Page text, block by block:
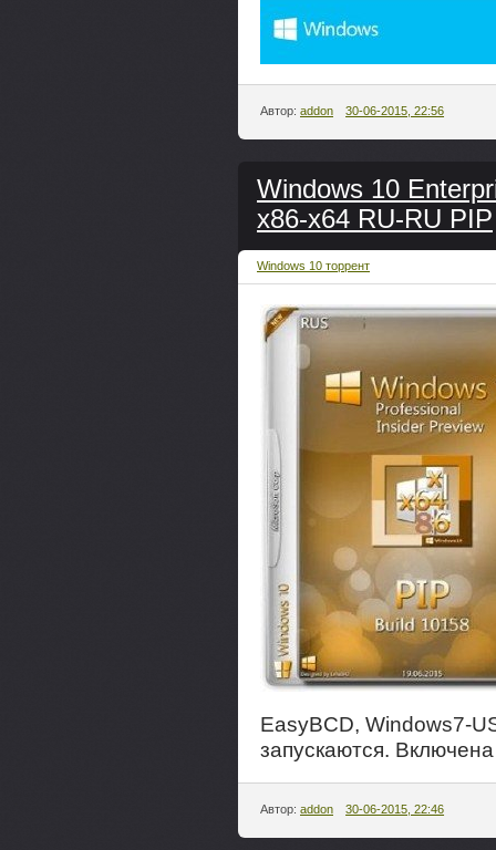
Автор: addon 30-06-2015, 22:56
Windows 10
x86-x64 RU-RU PIP
Windows 10 торрент
EasyBCD, Windows7-
запускаются.
Автор: addon 30-06-2015, 22:46